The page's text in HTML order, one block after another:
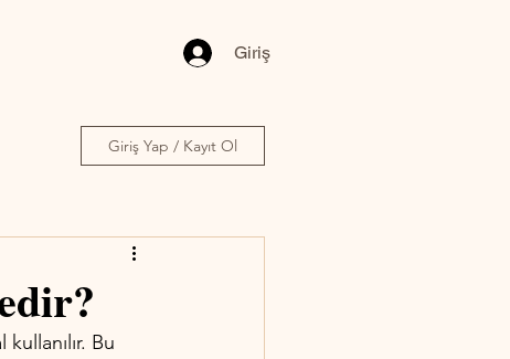
Giriş
Giriş Yap / Kayıt Ol
Bu